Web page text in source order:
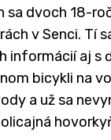
sa dvoch 18-
v Senci. Tí
informácií aj s
bicykli na
a už sa